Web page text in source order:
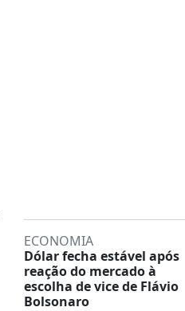
ECONOMIA
Dólar fecha estável após
reação do mercado à
escolha de vice de Flávio
Bolsonaro